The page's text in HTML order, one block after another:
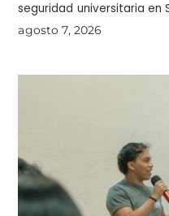
seguridad universitaria en
agosto 7, 2026